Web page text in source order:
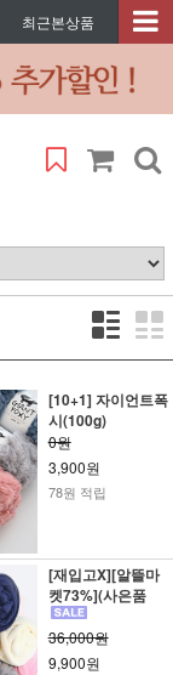
최근본상품
[10+1] 자이언트폭
시(100g)
0원
3,900원
78원 적립
[재입고X][알뜰마
켓73%](사은품
36,000원
9,900원